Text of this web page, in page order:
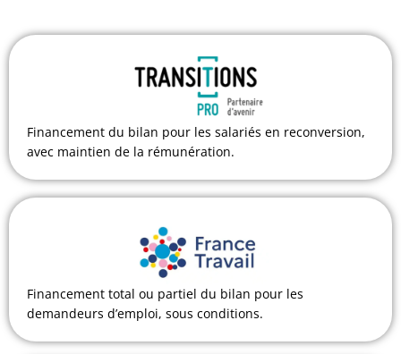
Financement du bilan pour les salariés en reconversion,
avec maintien de la rémunération.
Financement total ou partiel du bilan pour les
demandeurs d’emploi, sous conditions.